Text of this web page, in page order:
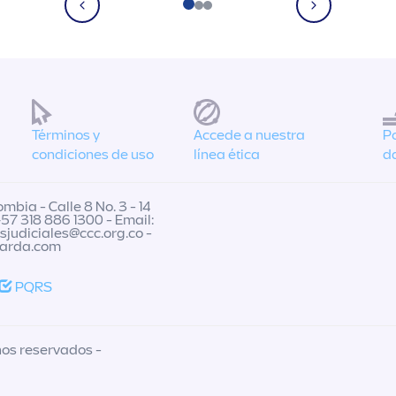
Términos y
condiciones de uso
Accede a nuestra
línea ética
- Calle 8 No. 3 - 14
318 886 1300 - Email:
-
PQRS
reservados -